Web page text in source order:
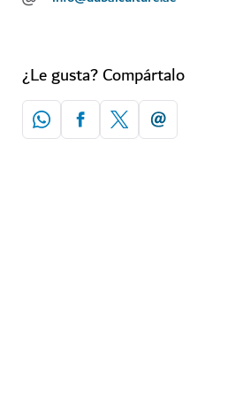
¿Le gusta? Compártalo